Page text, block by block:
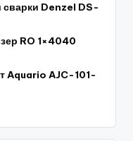
сварки Denzel DS-
RO 1×4040
Aquario AJC-101-